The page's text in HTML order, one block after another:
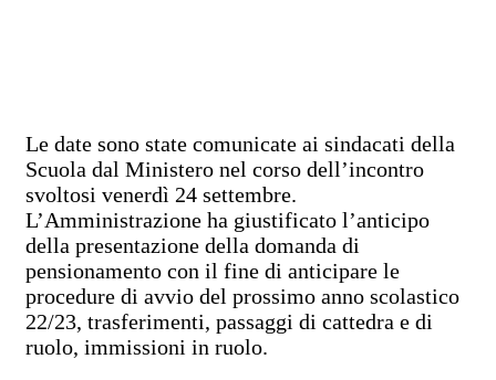
Le date sono state comunicate ai sindacati della
Scuola dal Ministero nel corso dell’incontro
svoltosi venerdì 24 settembre.
L’Amministrazione ha giustificato l’anticipo
della presentazione della domanda di
pensionamento con il fine di anticipare le
procedure di avvio del prossimo anno scolastico
22/23, trasferimenti, passaggi di cattedra e di
ruolo, immissioni in ruolo.